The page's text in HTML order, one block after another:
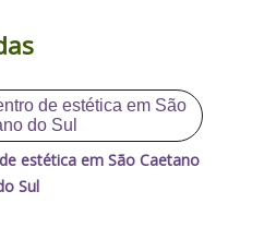
estética em São Caetano
Sul